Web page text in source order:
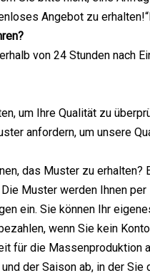
Angebot zu
von 24 Stunden nach
um Ihre Qualität zu
anfordern, um unsere
das Muster zu erhalten?
Muster werden Ihnen
ein. Sie können Ihr
wenn Sie kein
für die Massenproduktion
der Saison ab, in der Sie